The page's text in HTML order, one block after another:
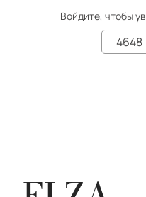
Войдите, чтобы
4648